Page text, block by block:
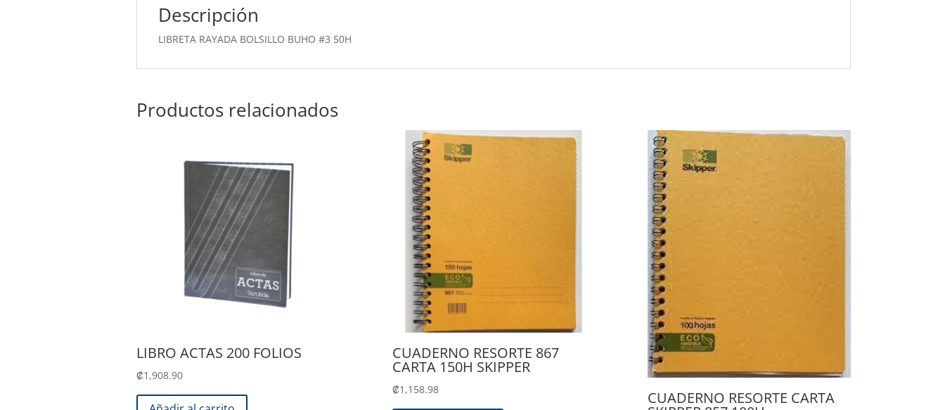
Descripción
LIBRETA RAYADA BOLSILLO BUHO #3 50H
Productos relacionados
LIBRO ACTAS 200 FOLIOS
₡1,908.90
CUADERNO RESORTE 867
CARTA 150H SKIPPER
₡1,158.98 CUADERNO RESORTE CARTA